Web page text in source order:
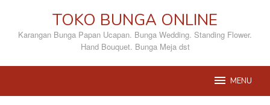
konten
TOKO BUNGA ONLINE
Karangan Bunga Papan Ucapan. Bunga Wedding. Standing Flower.
Hand Bouquet. Bunga Meja dst
MENU